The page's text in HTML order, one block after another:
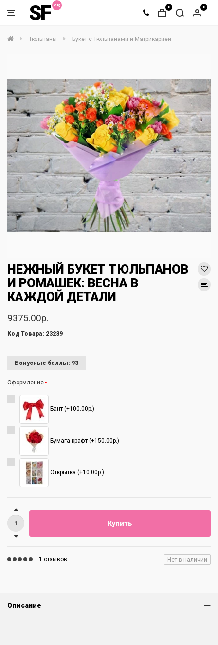
SF 0 0
Тюльпаны Букет с Тюльпанами и Матрикарией
НЕЖНЫЙ БУКЕТ ТЮЛЬПАНОВ
И РОМАШЕК: ВЕСНА В
КАЖДОЙ ДЕТАЛИ
9375.00р.
Код Товара: 23239
Бонусные баллы: 93
Оформление
Бант (+100.00р.)
Бумага крафт (+150.00р.)
Открытка (+10.00р.)
Купить
1 отзывов Нет в наличии
Описание